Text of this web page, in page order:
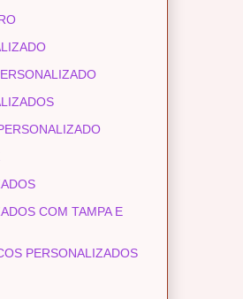
COM TAMPA E
PERSONALIZADOS